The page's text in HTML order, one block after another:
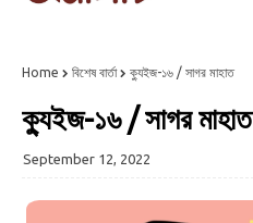
Home বিশেষ বার্তা ক্যুইজ-১৬ / সাগর মাহাত
ক্যুইজ-১৬ / সাগর মাহাত
September 12, 2022